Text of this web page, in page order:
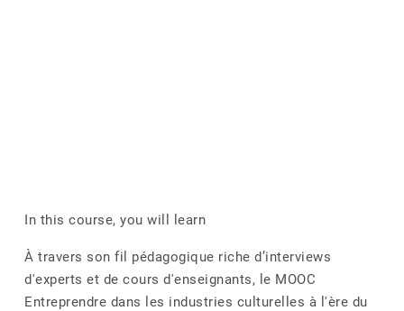
In this course, you will learn
À travers son fil pédagogique riche d’interviews
d'experts et de cours d'enseignants, le MOOC
Entreprendre dans les industries culturelles à l'ère du